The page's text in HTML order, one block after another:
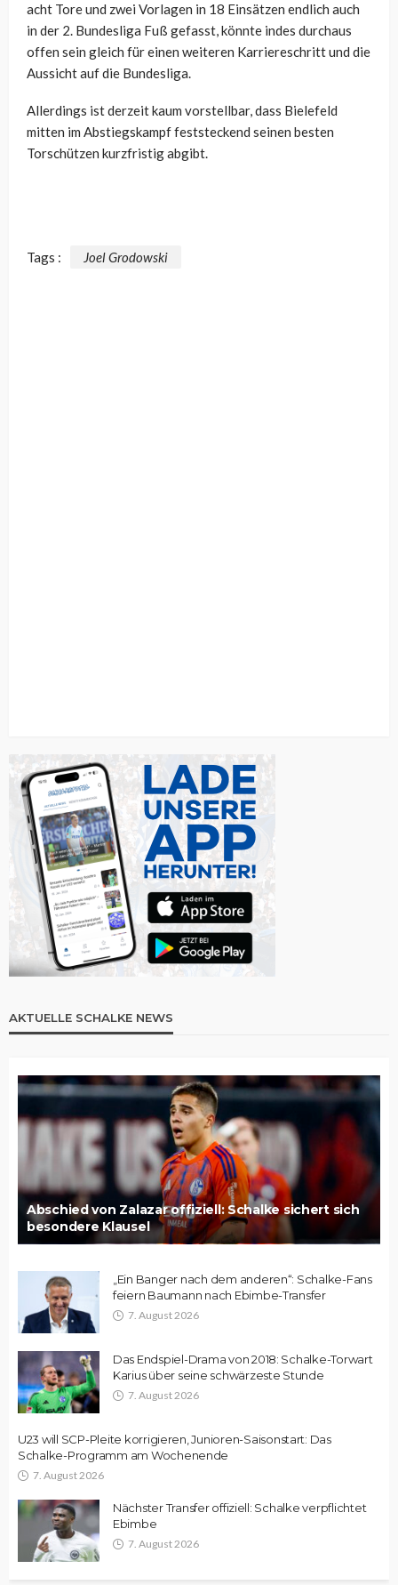
acht Tore und zwei Vorlagen in 18 Einsätzen endlich auch
in der 2. Bundesliga Fuß gefasst, könnte indes durchaus
offen sein gleich für einen weiteren Karriereschritt und die
Aussicht auf die Bundesliga.
Allerdings ist derzeit kaum vorstellbar, dass Bielefeld
mitten im Abstiegskampf feststeckend seinen besten
Torschützen kurzfristig abgibt.
Tags : Joel Grodowski
AKTUELLE SCHALKE NEWS
Abschied von Zalazar offiziell: Schalke sichert sich
besondere Klausel
„Ein Banger nach dem anderen“: Schalke-Fans
feiern Baumann nach Ebimbe-Transfer
7. August 2026
Das Endspiel-Drama von 2018: Schalke-Torwart
Karius über seine schwärzeste Stunde
7. August 2026
U23 will SCP-Pleite korrigieren, Junioren-Saisonstart: Das
Schalke-Programm am Wochenende
7. August 2026
Nächster Transfer offiziell: Schalke verpflichtet
Ebimbe
7. August 2026